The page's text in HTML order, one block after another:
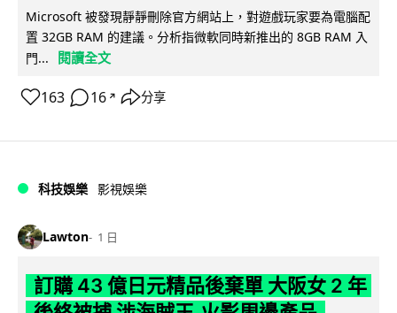
Microsoft 被發現靜靜刪除官方網站上，對遊戲玩家要為電腦配
置 32GB RAM 的建議。分析指微軟同時新推出的 8GB RAM 入
門...
閱讀全文
163 16 ↗ 分享
科技娛樂 影視娛樂
Lawton 1 日
訂購 43 億日元精品後棄單 大阪女 2 年